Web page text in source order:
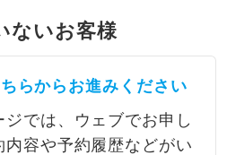
ないお客様
らからお進みください
では、ウェブでお申し
容や予約履歴などがい